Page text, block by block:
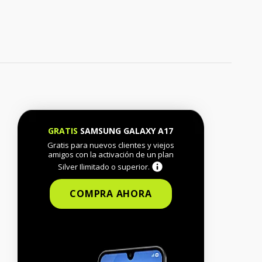
GRATIS SAMSUNG GALAXY A17
Gratis para nuevos clientes y viejos
amigos con la activación de un plan
Silver Ilimitado o superior.
COMPRA AHORA